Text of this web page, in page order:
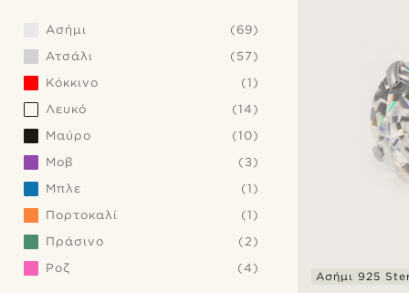
Ασήμι 925
Ασήμι
(69)
Ατσάλι
(57)
Κόκκινο
(1)
Λευκό
(14)
Μαύρο
(10)
Μοβ
(3)
Μπλε
(1)
Πορτοκαλί
(1)
Πράσινο
(2)
Ροζ
(4)